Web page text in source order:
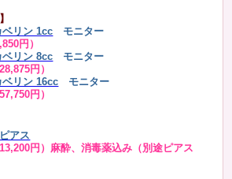
ベリン 1cc モニター
円）
ベリン 8cc モニター
円）
ベリン 16cc
モニター
円）
アス
円）麻酔、消毒薬込み（別途ピアス